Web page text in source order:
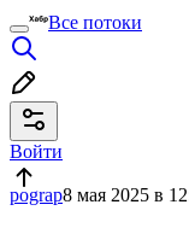
Все потоки
Войти
pograp8 мая 2025 в